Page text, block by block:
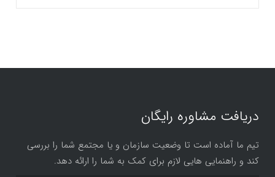
دریافت مشاوره رایگان
تیم ما آماده است تا وضعیت سازمان و یا مجتمع شما را بررسی
کند و راهنمایی هایی لازم برای کمک به شما را ارائه دهد.